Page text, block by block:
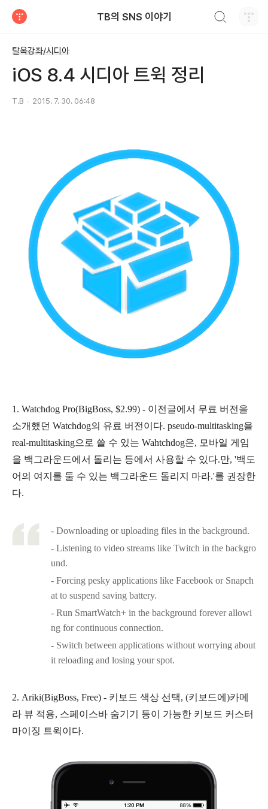
TB의 SNS 이야기
탈옥강좌/시디아
iOS 8.4 시디아 트윅 정리
T.B 2015. 7. 30. 06:48
1. Watchdog Pro(BigBoss, $2.99) - 이전글에서 무료 버전을
소개했던 Watchdog의 유료 버전이다. pseudo-multitasking을
real-multitasking으로 쓸 수 있는 Wahtchdog은, 모바일 게임
을 백그라운드에서 돌리는 등에서 사용할 수 있다.만, '백도
어의 여지를 둘 수 있는 백그라운드 돌리지 마라.'를 권장한
다.
- Downloading or uploading files in the background.
- Listening to video streams like Twitch in the backgro
und.
- Forcing pesky applications like Facebook or Snapch
at to suspend saving battery.
- Run SmartWatch+ in the background forever allowi
ng for continuous connection.
- Switch between applications without worrying about
it reloading and losing your spot.
2. Ariki(BigBoss, Free) - 키보드 색상 선택, (키보드에)카메
라 뷰 적용, 스페이스바 숨기기 등이 가능한 키보드 커스터
마이징 트윅이다.